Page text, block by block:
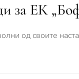
за ЕК
од своите